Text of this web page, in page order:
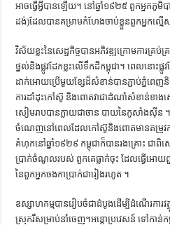
អាចធ្វើអ្វីបានឡើយ។ នៅឆ្នាំ១៩២៥ ពួកអ្នកភូមិប
ដង់)ដែលបានគម្រាមកំហែងចាប់ខ្លួនពួកអ្នកល្មើស
វិស័យខ្លះនៃសេដ្ឋកិច្ចបានអភិវឌ្ឍក្រោមការគ្រប់
ថ្នល់និងផ្លូវដែកខ្លះលើទឹកដីកម្ពុជា។ ពេលនោះផ្លូ
ដាក់អោយប្រើមួយខ្សែដ៏សំខាន់បានភ្ជាប់ភ្នំពេញ
ការដាំដុះកៅស៊ូ និងពោតវាជាដំណាំសំខាន់ខាងស
សៀមរាបបានក្លាយជាចាន បាយនៃកូសាំងស៊ីន
ចំណេញនៅពេលដែលកៅស៊ូនិងពោតមានតម្រូវការ
គំហុកនៅឆ្នាំ១៩២៩ កម្ពុជាក៏បានរងគ្រោះ ជា
ប្រាក់ចំណូលរបស់ ពួកគេធ្លាក់ចុះ ដែលធ្វើអោយពួ
នៃពួកអ្នកចងកាប្រាក់ជារៀងរហូត ។
ឧស្សាហកម្មបានរៀបចំជាដំបូងដើម្បីដំណើរការវត្
ស្រុករឺសម្រាប់នាំចេញ។អន្តោប្រវេសន៍ ទៅកាន់ក